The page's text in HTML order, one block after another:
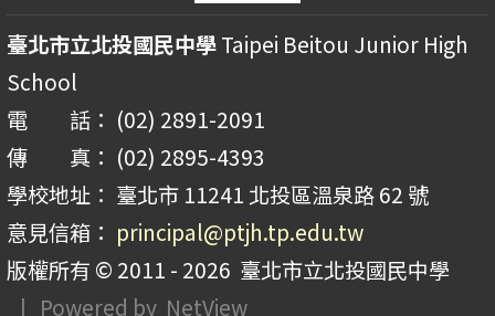
臺北市立北投國民中學Taipei Beitou Junior High
School
電 話： (02) 2891-2091
傳 真： (02) 2895-4393
學校地址： 臺北市 11241 北投區溫泉路 62 號
意見信箱： principal@ptjh.tp.edu.tw
版權所有 © 2011 - 2026 臺北市立北投國民中學
| Powered by NetView